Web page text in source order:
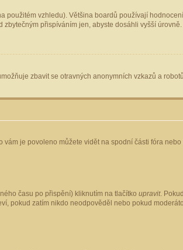
použitém vzhledu). Většina boardů používají
přispíváním jen, abyste dosáhli vyšší
zbavit se otravných anonymních vzkazů a
je povoleno můžete vidět na spodní části fóra nebo
času po přispění) kliknutím na tlačítko upravit.
pokud zatím nikdo neodpověděl nebo pokud